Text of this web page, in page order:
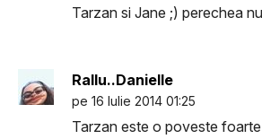
Tarzan si Jane ;) perechea
Rallu..Danielle
pe 16 Iulie 2014 01:25
Tarzan este o poveste